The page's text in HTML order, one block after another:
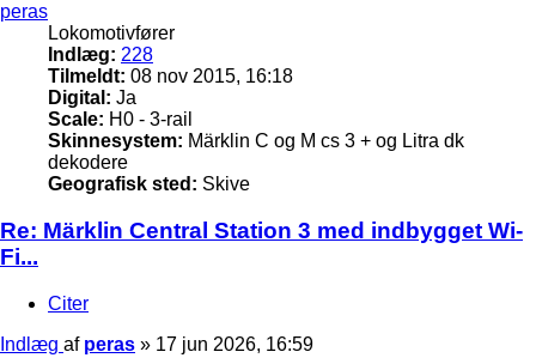
peras
Lokomotivfører
Indlæg: 228
Tilmeldt: 08 nov 2015, 16:18
Digital: Ja
Scale: H0 - 3-rail
Skinnesystem: Märklin C og M cs 3 + og Litra dk
dekodere
Geografisk sted: Skive
Re: Märklin Central Station 3 med indbygget Wi-
Fi...
Citer
Indlæg af peras » 17 jun 2026, 16:59